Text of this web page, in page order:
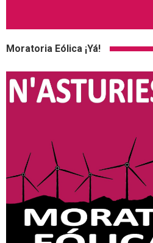
Moratoria Eólica ¡Yá!